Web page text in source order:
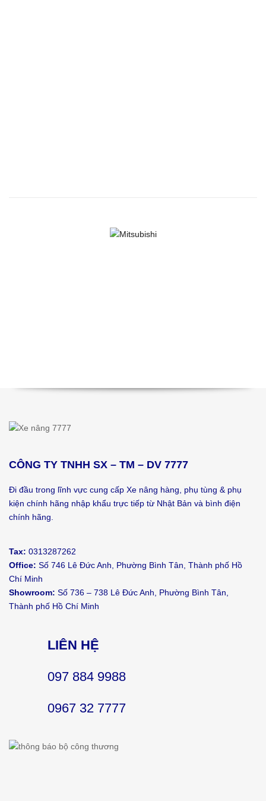
CÔNG TY TNHH SX – TM – DV 7777
Đi đầu trong lĩnh vực cung cấp Xe nâng hàng, phụ tùng & phụ
kiện chính hãng nhập khẩu trực tiếp từ Nhật Bản và bình điện
chính hãng.
Tax: 0313287262
Office: Số 746 Lê Đức Anh, Phường Bình Tân, Thành phố Hồ
Chí Minh
Showroom: Số 736 – 738 Lê Đức Anh, Phường Bình Tân,
Thành phố Hồ Chí Minh
LIÊN HỆ
097 884 9988
0967 32 7777